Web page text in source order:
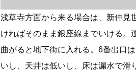
浅草寺方面から来る場合は、新仲見
ければそのまま銀座線までいける。
曲がると地下街に入れる。6番出口
いし、天井は低いし、床は漏水で滑